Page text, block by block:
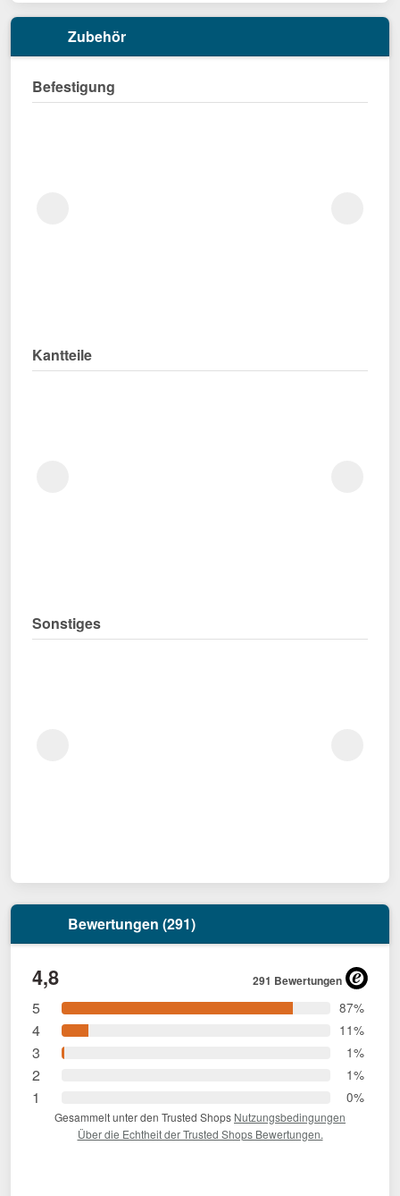
Zubehör
Befestigung
Kantteile
Sonstiges
Bewertungen (291)
4,8 291 Bewertungen
5 87%
4 11%
3 1%
2 1%
1 0%
Gesammelt unter den Trusted Shops Nutzungsbedingungen
Über die Echtheit der Trusted Shops Bewertungen.